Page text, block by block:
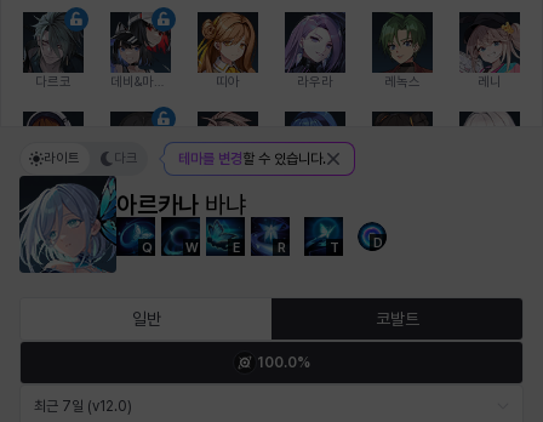
다르코 띠아 라우라 레녹스 레니
레온 루크 르노어
바바라 버니스 블레어 비앙카 비형 샬럿
아르카나 바냐
Q W E R T D
라이트 다크 테마를 변경할 수 있습니다.
일반 코발트
100.0%
최근 7일 (v12.0)